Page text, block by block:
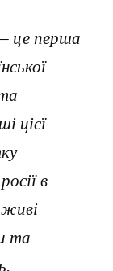
— це перша
цієї
в
та